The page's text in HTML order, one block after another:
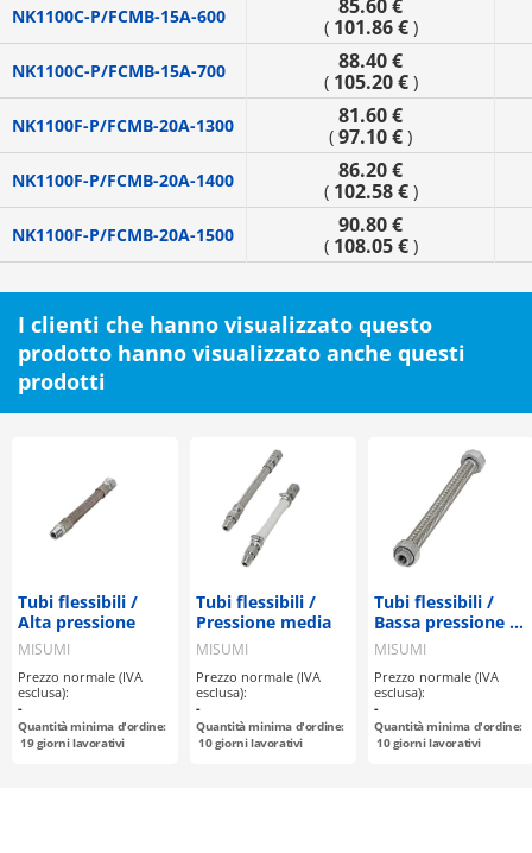
NK1100C-P/FCMB-15A-600 85.60 €
( 101.86 €)
NK1100C-P/FCMB-15A-700 88.40 €
( 105.20 €)
NK1100F-P/FCMB-20A-1300 81.60 €
( 97.10 € )
NK1100F-P/FCMB-20A-1400 86.20 €
( 102.58 €)
NK1100F-P/FCMB-20A-1500 90.80 €
( 108.05 €)
I clienti che hanno visualizzato questo
prodotto hanno visualizzato anche questi
prodotti
Tubi flessibili /
Alta pressione
MISUMI
Prezzo normale (IVA
esclusa):
-
Quantità minima d'ordine:
19giorni lavorativi
Tubi flessibili /
Pressione media
MISUMI
Prezzo normale (IVA
esclusa):
-
Quantità minima d'ordine:
10giorni lavorativi
Tubi flessibili /
Bassa pressione /
Non saldati
MISUMI
Prezzo normale (IVA
esclusa):
-
Quantità minima d'ordine:
10giorni lavorativi